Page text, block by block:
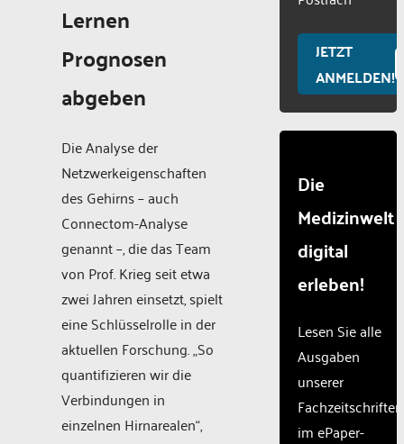
Lernen
Prognosen
abgeben
Die Analyse der
Netzwerkeigenschaften
des Gehirns – auch
Connectom-Analyse
genannt –, die das Team
von Prof. Krieg seit etwa
zwei Jahren einsetzt, spielt
eine Schlüsselrolle in der
aktuellen Forschung. „So
quantifizieren wir die
Verbindungen in
einzelnen Hirnarealen“,
JETZT
ANMELDEN!
Die
Medizinwelt
digital
erleben!
Lesen Sie alle
Ausgaben
unserer
Fachzeitschriften
im ePaper-